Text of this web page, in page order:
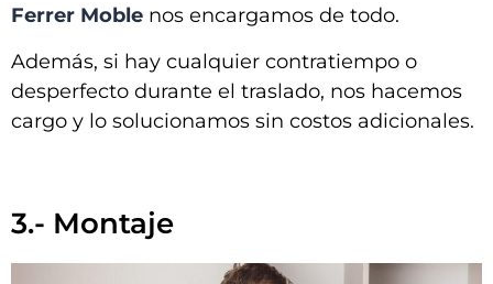
Ferrer Moble nos encargamos de todo.
Además, si hay cualquier contratiempo o
desperfecto durante el traslado, nos hacemos
cargo y lo solucionamos sin costos adicionales.
3.- Montaje